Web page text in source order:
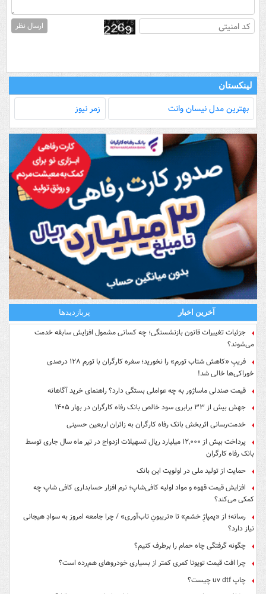
ارسال نظر
لینکستان
بهترین مدل‌ نیسان وانت زمر نیوز
آخرین اخبار پربازدیدها
جزئیات تغییرات قانون بازنشستگی؛ چه کسانی مشمول افزایش سابقه خدمت
می‌شوند؟
فریبِ «کاهش شتاب تورم» را نخورید؛ سفره کارگران با تورم ۱۲۸ درصدی
خوراکی‌ها خالی شد!
قیمت صندلی ماساژور به چه عواملی بستگی دارد؟ راهنمای خرید آگاهانه
جهش بیش از ۳۳ برابری سود خالص بانک رفاه کارگران در بهار ۱۴۰۵
خدمت‌رسانی اثربخش بانک رفاه کارگران به زائران اربعین حسینی
پرداخت بیش از ۱۲,۰۰۰ میلیارد ریال تسهیلات ازدواج در تیر ماه سال جاری توسط
بانک رفاه کارگران
حمایت از تولید ملی در اولویت این بانک
افزایش قیمت قهوه و مواد اولیه کافی‌شاپ؛ نرم افزار حسابداری کافی شاپ چه
کمکی می‌کند؟
رسانه؛ از «پمپاژِ خشم» تا «تریبونِ تاب‌آوری» / چرا جامعه امروز به سوادِ هیجانی
نیاز دارد؟
چگونه گرفتگی چاه حمام را برطرف کنیم؟
چرا افت قیمت تویوتا کمری کمتر از بسیاری خودروهای هم‌رده است؟
چاپ uv dtf چیست؟